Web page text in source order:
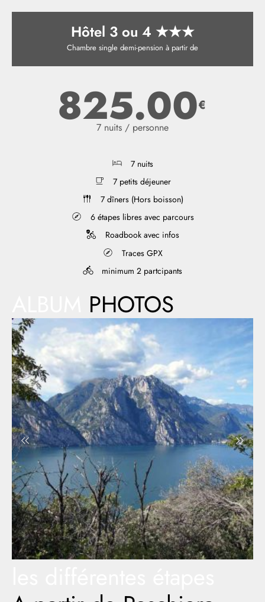
Hôtel 3 ou 4 ★★★
Chambre single demi-pension à partir de
825.00€
7 nuits / personne
7 nuits
7 petits déjeuner
7 dîners (Hors boisson)
6 étapes libres avec parcours
Roadbook avec infos
Traces GPX
minimum 2 partcipants
PHOTOS